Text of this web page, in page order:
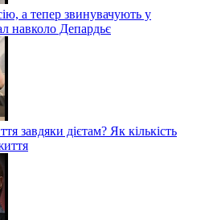
а тепер звинувачують у
навколо Депардьє
завдяки дієтам? Як кількість